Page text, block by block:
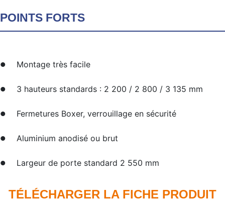
POINTS FORTS
Montage très facile
3 hauteurs standards : 2 200 / 2 800 / 3 135 mm
Fermetures Boxer, verrouillage en sécurité
Aluminium anodisé ou brut
Largeur de porte standard 2 550 mm
TÉLÉCHARGER LA FICHE PRODUIT​